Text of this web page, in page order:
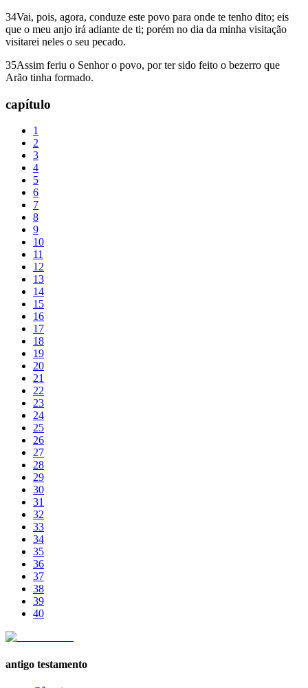
34Vai, pois, agora, conduze este povo para onde te tenho dito; eis
que o meu anjo irá adiante de ti; porém no dia da minha visitação
visitarei neles o seu pecado.
35Assim feriu o Senhor o povo, por ter sido feito o bezerro que
Arão tinha formado.
capítulo
1
2
3
4
5
6
7
8
9
10
11
12
13
14
15
16
17
18
19
20
21
22
23
24
25
26
27
28
29
30
31
32
33
34
35
36
37
38
39
40
antigo testamento